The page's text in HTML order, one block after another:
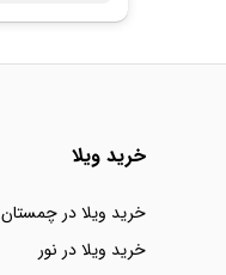
خرید ویلا
خرید ویلا در چمستان
خرید ویلا در نور